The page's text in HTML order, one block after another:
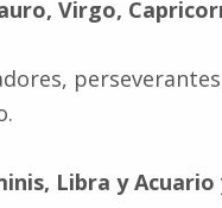
Virgo,
Libra y Acuario